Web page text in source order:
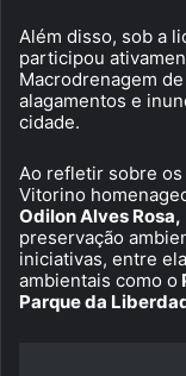
Além disso, sob a
participou
Macrodrenagem
alagamentos e
cidade.
Ao refletir sobre
Vitorino
Odilon Alves Rosa,
preservação
iniciativas, entre
ambientais como o
Parque da